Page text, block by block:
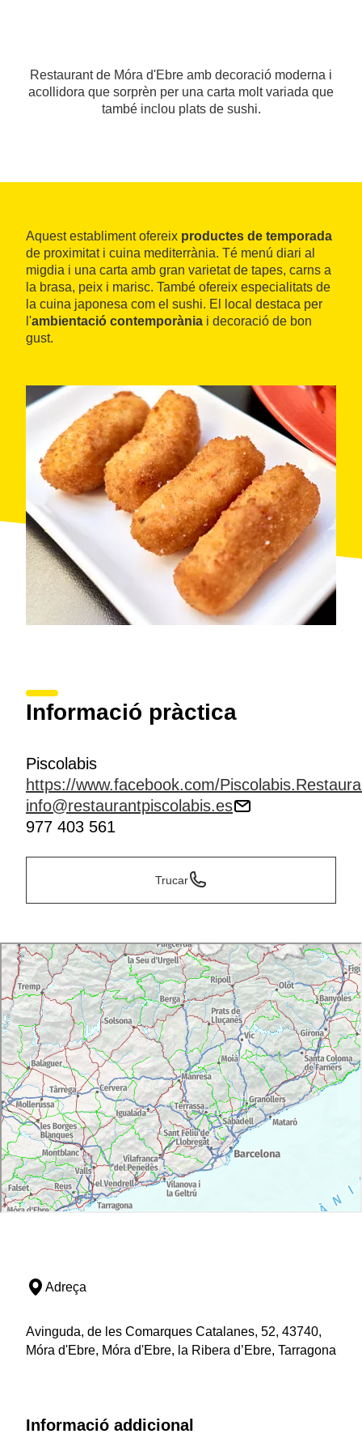
Restaurant de Móra d'Ebre amb decoració moderna i
acollidora que sorprèn per una carta molt variada que
també inclou plats de sushi.
Aquest establiment ofereix productes de temporada
de proximitat i cuina mediterrània. Té menú diari al
migdia i una carta amb gran varietat de tapes, carns a
la brasa, peix i marisc. També ofereix especialitats de
la cuina japonesa com el sushi. El local destaca per
l'ambientació contemporània i decoració de bon
gust.
Informació pràctica
Piscolabis
https://www.facebook.com/
info@restaurantpiscolabis.es
977 403 561
Trucar
Adreça
Avinguda, de les Comarques Catalanes, 52, 43740,
Móra d'Ebre, Móra d'Ebre, la Ribera d’Ebre, Tarragona
Informació addicional